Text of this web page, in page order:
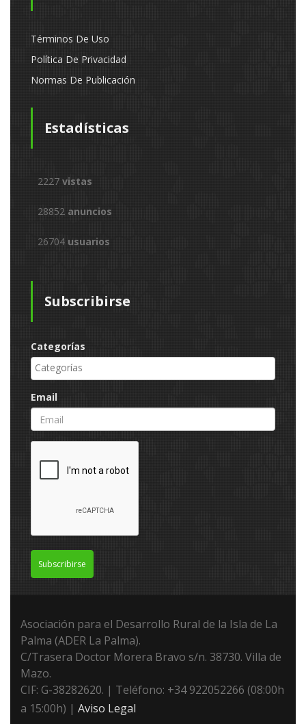
Términos De Uso
Política De Privacidad
Normas De Publicación
Estadísticas
2227 vistas
28852 anuncios
26704 usuarios
Subscribirse
Categorías
Email
Subscribirse
Asociación para el Desarrollo Rural de la Isla de La
Palma (ADER La Palma).
C/Trasera Doctor Morera Bravo s/n. 38730. Villa de
Mazo.
CIF: G-38282620. | Teléfono: +34 922052266 (08:00h
a 15:00h) | Aviso Legal